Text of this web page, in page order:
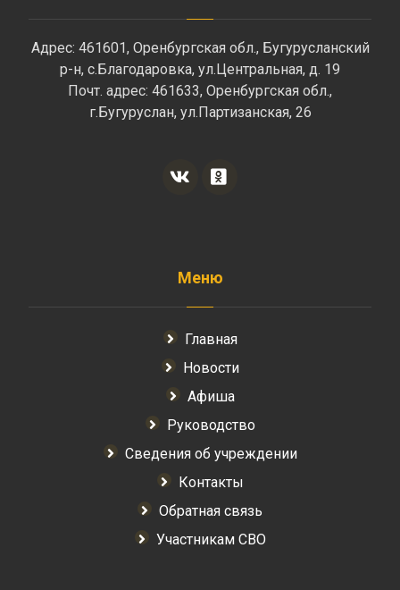
Адрес: 461601, Оренбургская обл., Бугурусланский
р-н, с.Благодаровка, ул.Центральная, д. 19
Почт. адрес: 461633, Оренбургская обл.,
г.Бугуруслан, ул.Партизанская, 26
Меню
Главная
Новости
Афиша
Руководство
Сведения об учреждении
Контакты
Обратная связь
Участникам СВО